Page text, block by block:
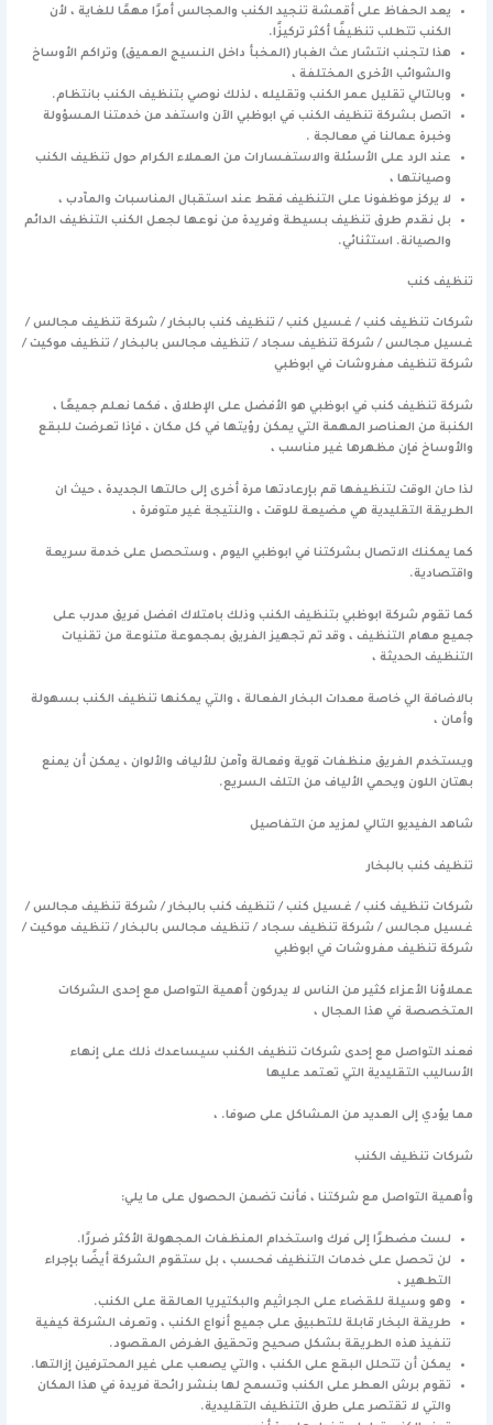
يعد الحفاظ على أقمشة تنجيد الكنب والمجالس أمرًا مهمًا للغاية ، لأن
الكنب تتطلب تنظيفًا أكثر تركيزًا.
هذا لتجنب انتشار عث الغبار (المخبأ داخل النسيج العميق) وتراكم الأوساخ
والشوائب الأخرى المختلفة ،
وبالتالي تقليل عمر الكنب وتقليله ، لذلك نوصي بتنظيف الكنب بانتظام.
اتصل بشركة تنظيف الكنب في ابوظبي الآن واستفد من خدمتنا المسؤولة
وخبرة عمالنا في معالجة .
عند الرد على الأسئلة والاستفسارات من العملاء الكرام حول تنظيف الكنب
وصيانتها ،
لا يركز موظفونا على التنظيف فقط عند استقبال المناسبات والمآدب ،
بل نقدم طرق تنظيف بسيطة وفريدة من نوعها لجعل الكنب التنظيف الدائم
والصيانة. استثنائي.
تنظيف كنب
شركات تنظيف كنب / غسيل كنب / تنظيف كنب بالبخار / شركة تنظيف مجالس /
غسيل مجالس / شركة تنظيف سجاد / تنظيف مجالس بالبخار / تنظيف موكيت /
شركة تنظيف مفروشات في ابوظبي
شركة تنظيف كنب في ابوظبي هو الأفضل على الإطلاق ، فكما نعلم جميعًا ،
الكنبة من العناصر المهمة التي يمكن رؤيتها في كل مكان ، فإذا تعرضت للبقع
والأوساخ فإن مظهرها غير مناسب ،
لذا حان الوقت لتنظيفها قم بإرعادتها مرة أخرى إلى حالتها الجديدة ، حيث ان
الطريقة التقليدية هي مضيعة للوقت ، والنتيجة غير متوفرة ،
كما يمكنك الاتصال بشركتنا في ابوظبي اليوم ، وستحصل على خدمة سريعة
واقتصادية.
كما تقوم شركة ابوظبي بتنظيف الكنب وذلك بامتلاك افضل فريق مدرب على
جميع مهام التنظيف ، وقد تم تجهيز الفريق بمجموعة متنوعة من تقنيات
التنظيف الحديثة ،
بالاضافة الي خاصة معدات البخار الفعالة ، والتي يمكنها تنظيف الكنب بسهولة
وأمان ،
ويستخدم الفريق منظفات قوية وفعالة وآمن للألياف والألوان ، يمكن أن يمنع
بهتان اللون ويحمي الألياف من التلف السريع.
شاهد الفيديو التالي لمزيد من التفاصيل
تنظيف كنب بالبخار
شركات تنظيف كنب / غسيل كنب / تنظيف كنب بالبخار / شركة تنظيف مجالس /
غسيل مجالس / شركة تنظيف سجاد / تنظيف مجالس بالبخار / تنظيف موكيت /
شركة تنظيف مفروشات في ابوظبي
عملاؤنا الأعزاء كثير من الناس لا يدركون أهمية التواصل مع إحدى الشركات
المتخصصة في هذا المجال ،
فعند التواصل مع إحدى شركات تنظيف الكنب سيساعدك ذلك على إنهاء
الأساليب التقليدية التي تعتمد عليها
مما يؤدي إلى العديد من المشاكل على صوفا. ،
شركات تنظيف الكنب
وأهمية التواصل مع شركتنا ، فأنت تضمن الحصول على ما يلي:
لست مضطرًا إلى فرك واستخدام المنظفات المجهولة الأكثر ضررًا.
لن تحصل على خدمات التنظيف فحسب ، بل ستقوم الشركة أيضًا بإجراء
التطهير ،
وهو وسيلة للقضاء على الجراثيم والبكتيريا العالقة على الكنب.
طريقة البخار قابلة للتطبيق على جميع أنواع الكنب ، وتعرف الشركة كيفية
تنفيذ هذه الطريقة بشكل صحيح وتحقيق الغرض المقصود.
يمكن أن تتحلل البقع على الكنب ، والتي يصعب على غير المحترفين إزالتها.
تقوم برش العطر على الكنب وتسمح لها بنشر رائحة فريدة في هذا المكان
والتي لا تقتصر على طرق التنظيف التقليدية.